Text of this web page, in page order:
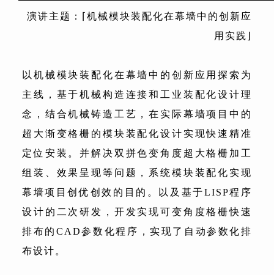
演讲主题：⌈机械模块装配化在幕墙中的创新应
用实践⌋
以机械模块装配化在幕墙中的创新应用探索为
主线，基于机械构造连接和工业装配化设计理
念，结合机械铸造工艺，在实际幕墙项目中的
超大渐变格栅的模块装配化设计实现快速精准
定位安装。并解决双拼色变角度超大格栅加工
组装、效果呈现等问题，系统模块装配化实现
幕墙项目创优创效的目的。以及基于LISP程序
设计的二次研发，开发实现可变角度格栅快速
排布的CAD参数化程序，实现了自动参数化排
布设计。